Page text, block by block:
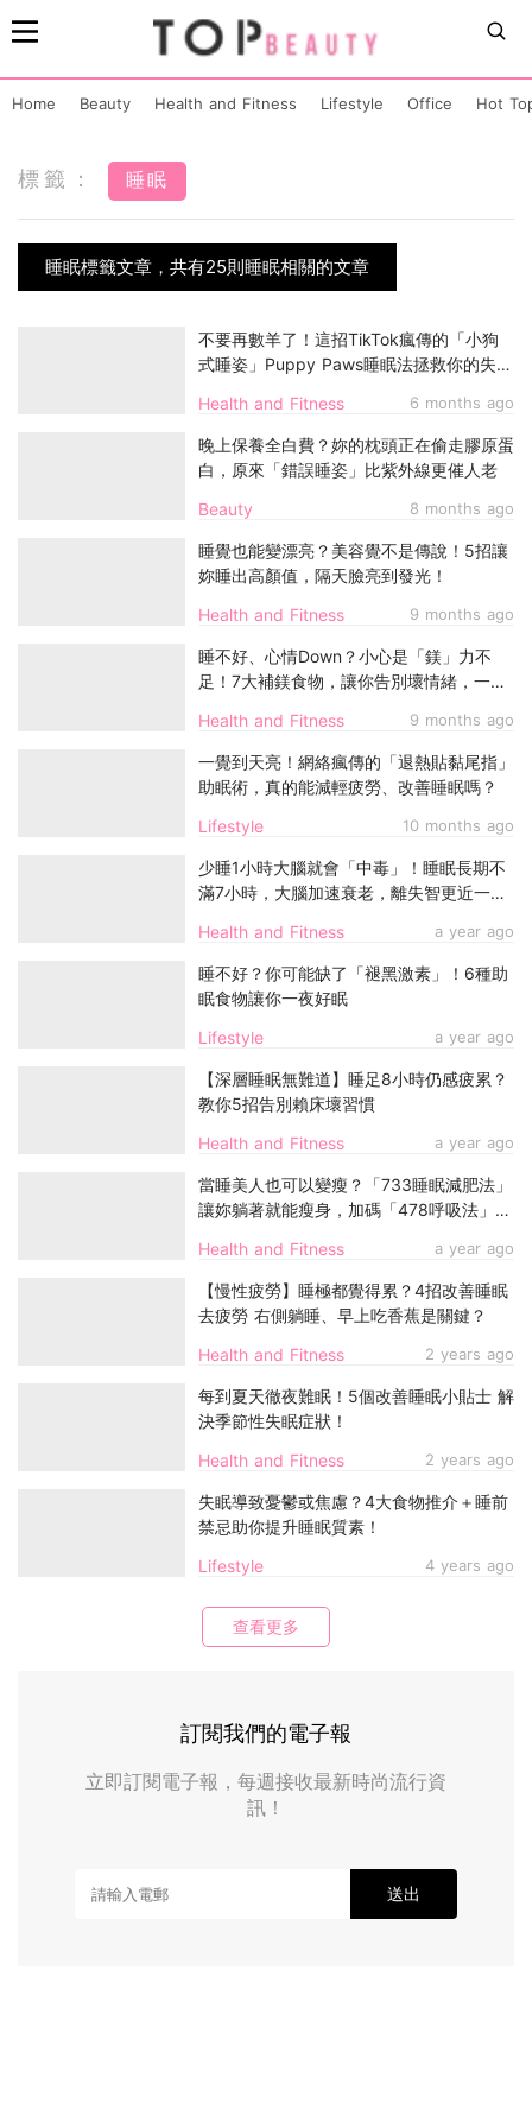
Home Beauty Health and Fitness Lifestyle Office Hot
標籤： 睡眠
睡眠標籤文章，共有25則睡眠相關的文章
Health and Fitness 6 months ago
不要再數羊了！這招TikTok瘋傳的「小狗
式睡姿」Puppy Paws睡眠法拯救你的失眠
Beauty 8 months ago
晚上保養全白費？妳的枕頭正在偷走膠原蛋
白，原來「錯誤睡姿」比紫外線更催人老
Health and Fitness 9 months ago
睡覺也能變漂亮？美容覺不是傳說！5招讓
妳睡出高顏值，隔天臉亮到發光！
Health and Fitness 9 months ago
睡不好、心情Down？小心是「鎂」力不
足！7大補鎂食物，讓你告別壞情緒，一覺
Lifestyle 10 months ago
一覺到天亮！網絡瘋傳的「退熱貼黏尾指」
助眠術，真的能減輕疲勞、改善睡眠嗎？
Health and Fitness a year ago
少睡1小時大腦就會「中毒」！睡眠長期不
滿7小時，大腦加速衰老，離失智更近一
Lifestyle a year ago
睡不好？你可能缺了「褪黑激素」！6種助
眠食物讓你一夜好眠
Health and Fitness a year ago
【深層睡眠無難道】睡足8小時仍感疲累？
教你5招告別賴床壞習慣
Health and Fitness a year ago
當睡美人也可以變瘦？「733睡眠減肥法」
讓妳躺著就能瘦身，加碼「478呼吸法」有
Health and Fitness 2 years ago
【慢性疲勞】睡極都覺得累？4招改善睡眠
去疲勞 右側躺睡、早上吃香蕉是關鍵？
Health and Fitness 2 years ago
每到夏天徹夜難眠！5個改善睡眠小貼士 解
決季節性失眠症狀！
Lifestyle 4 years ago
失眠導致憂鬱或焦慮？4大食物推介＋睡前
禁忌助你提升睡眠質素！
查看更多
訂閱我們的電子報
立即訂閱電子報，每週接收最新時尚流行資
訊！
送出